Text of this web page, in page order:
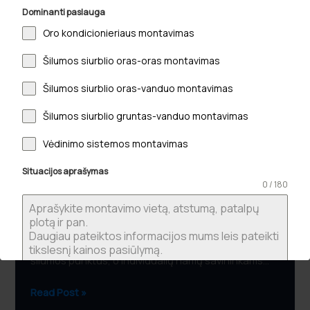
Dominanti paslauga
Oro kondicionieriaus montavimas
Šilumos siurblio oras-oras montavimas
Šilumos siurblio oras-vanduo montavimas
Šilumos siurblio gruntas-vanduo montavimas
Vėdinimo sistemos montavimas
Situacijos aprašymas
0 / 180
Šilumos siurblių inovacijos 2026 metais:
technologinis proveržis ir ateities šildymo
2026-05-23
Ar žinojote, kad iki 2026 m. liepos 1 d. Lietuvoje
privaloma modernizuoti visus senus daugiabučių
šilumos punktus, o individualių namų savininkams…
inovacijos
2026
technologinis
proveržis
ir
ateities
standartai
Read Post »